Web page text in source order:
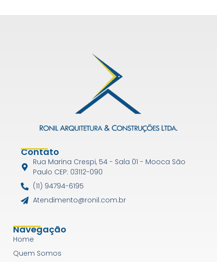
Navegação
Home
Quem Somos
Contato
Rua Marina Crespi, 54 - Sala 01 - Mooca São
Paulo CEP: 03112-090
(11) 94794-6195
Atendimento@ronil.com.br